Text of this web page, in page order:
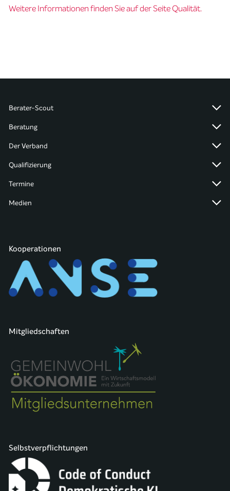
Weitere Informationen finden Sie auf der Seite Qualität.
Berater-Scout
Beratung
Der Verband
Qualifizierung
Termine
Medien
Kooperationen
Mitgliedschaften
Selbstverpflichtungen